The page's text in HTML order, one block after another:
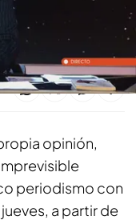
a partir de las
opinión,
periodismo con
a partir de